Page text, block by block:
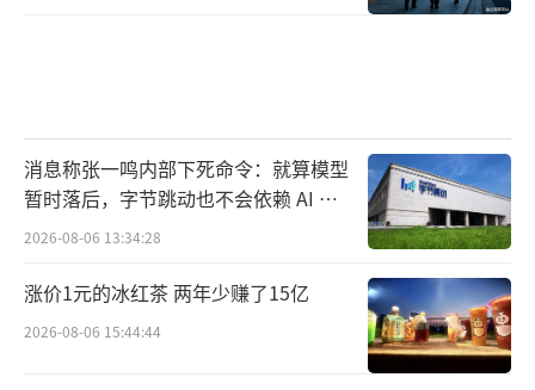
盟友和企业都难以制定长期规划。相比之下，
分析认为，如果特朗普提出过高的要求，
中方深知其在锂等战略材料方面掌握着强大的
筹码。米特说，中国对自身国际地位的信心比
矿产作为谈判的筹码。（责任编辑：zhangxiaohua）
消息称张一鸣内部下死命令：就算模型
暂时落后，字节跳动也不会依赖 AI 蒸
馏技术
2026-08-06 13:34:28
涨价1元的冰红茶 两年少赚了15亿
2026-08-06 15:44:44